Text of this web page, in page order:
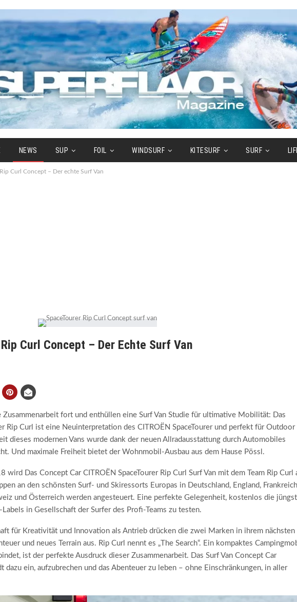
NEWS SUP FOIL WINDSURF KITESURF SURF
Curl Concept – Der echte Surf Van
Curl Concept – Der Echte Surf Van
Zusammenarbeit fort und enthüllen eine Surf Van Studie für ultimative Mobilität: Das
Rip Curl ist eine Neuinterpretation des CITROËN SpaceTourer und perfekt für Outdoor
dieses modernen Vans wurde dank der neuen Allradausstattung durch Automobiles
Und maximale Freiheit bietet der Wohnmobil-Ausbau aus dem Hause Pössl.
Das Concept Car CITROËN SpaceTourer Rip Curl Surf Van mit dem Team Rip Curl
an den schönsten Surf- und Skiressorts Europas in Deutschland, England,
und Österreich werden angesteuert. Eine perfekte Gelegenheit, kostenlos die
in Gesellschaft der Surfer des Profi-Teams zu testen.
für Kreativität und Innovation als Antrieb drücken die zwei Marken in ihrem nächsten
und neues Terrain aus. Rip Curl nennt es „The Search“. Ein kompaktes
ist der perfekte Ausdruck dieser Zusammenarbeit. Das Surf Van Concept Car
dazu ein, aufzubrechen und das Abenteuer zu leben – ohne Einschränkungen, in aller